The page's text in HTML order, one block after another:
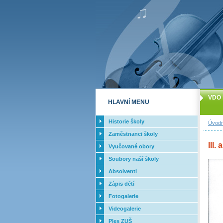
III.
VDO
HLAVNÍ MENU
Historie školy
Zaměstnanci školy
Vyučované obory
Soubory naší školy
Absolventi
Zápis dětí
Fotogalerie
Videogalerie
Ples ZUŠ